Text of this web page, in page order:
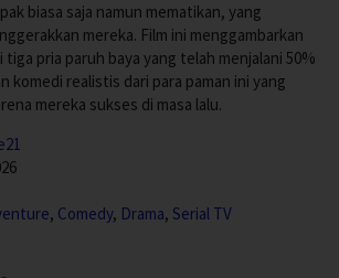
biasa saja namun mematikan, yang
mereka. Film ini menggambarkan
pria paruh baya yang telah menjalani 50%
komedi realistis dari para paman ini yang
mereka sukses di masa lalu.
, Comedy, Drama, Serial TV